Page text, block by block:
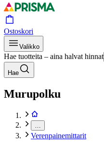
Ostoskori
Valikko
Hae tuotteita – aina halvat hinnat
Hae
Murupolku
Verenpainemittarit